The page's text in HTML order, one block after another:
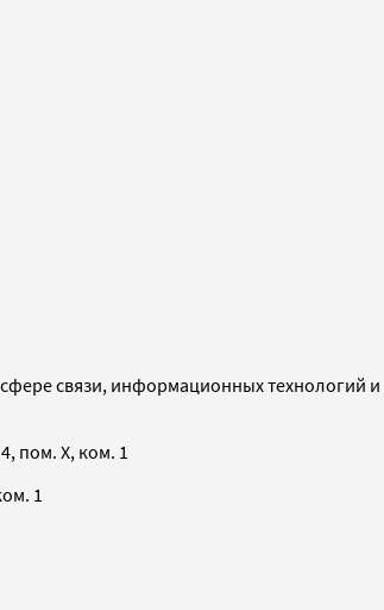
связи, информационных технологий
пом. X, ком. 1
1